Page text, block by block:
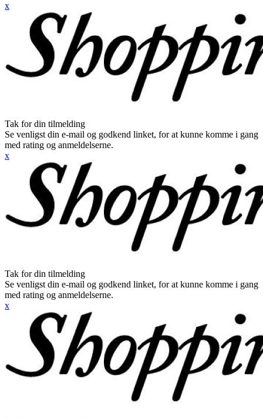
x
Tak for din tilmelding
Se venligst din e-mail og godkend linket, for at kunne komme i gang
med rating og anmeldelserne.
x
Tak for din tilmelding
Se venligst din e-mail og godkend linket, for at kunne komme i gang
med rating og anmeldelserne.
x